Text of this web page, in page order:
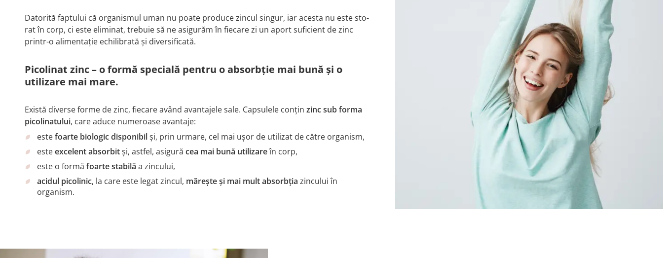
Datorită faptului că organismul uman nu poate produce zincul singur, iar acesta nu este sto­
rat în corp, ci este eliminat, trebuie să ne asigurăm în fiecare zi un aport suficient de zinc
prin­tr-o alimentaţie echilibrată şi diversificată.
Picolinat zinc – o formă specială pentru o absorbţie mai bună şi o
utilizare mai mare.
Există diverse forme de zinc, fiecare având avantajele sale. Capsulele conţin zinc sub forma
picolinatului, care aduce numeroase avantaje:
estefoarte biologic disponibilşi, prin urmare, cel mai uşor de utilizat de către organism,
esteexcelent absorbitşi, astfel, asigură cea mai bună utilizareîn corp,
este o formă foarte stabilă a zincului,
acidul picolinic, la care este legat zincul, măreşte și mai mult absorbția zincului în
organism.